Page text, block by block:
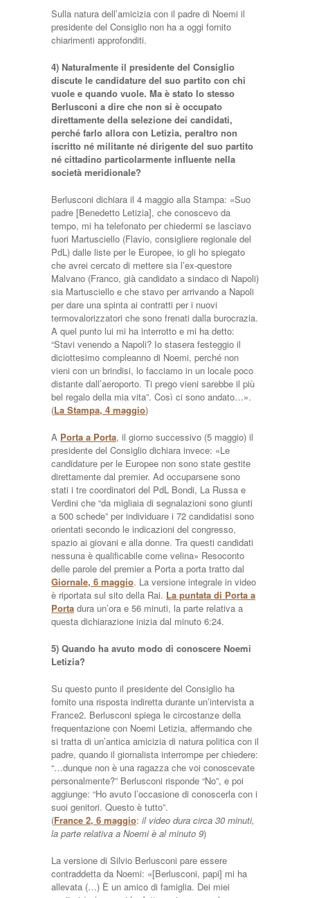
Sulla natura dell’amicizia con il padre di Noemi il
presidente del Consiglio non ha a oggi fornito
chiarimenti approfonditi.
4) Naturalmente il presidente del Consiglio
discute le candidature del suo partito con chi
vuole e quando vuole. Ma è stato lo stesso
Berlusconi a dire che non si è occupato
direttamente della selezione dei candidati,
perché farlo allora con Letizia, peraltro non
iscritto né militante né dirigente del suo partito
né cittadino particolarmente influente nella
società meridionale?
Berlusconi dichiara il 4 maggio alla Stampa: «Suo
padre [Benedetto Letizia], che conoscevo da
tempo, mi ha telefonato per chiedermi se lasciavo
fuori Martusciello (Flavio, consigliere regionale del
PdL) dalle liste per le Europee, io gli ho spiegato
che avrei cercato di mettere sia l’ex-questore
Malvano (Franco, già candidato a sindaco di Napoli)
sia Martusciello e che stavo per arrivando a Napoli
per dare una spinta ai contratti per i nuovi
termovalorizzatori che sono frenati dalla burocrazia.
A quel punto lui mi ha interrotto e mi ha detto:
“Stavi venendo a Napoli? Io stasera festeggio il
diciottesimo compleanno di Noemi, perché non
vieni con un brindisi, lo facciamo in un locale poco
distante dall’aeroporto. Ti prego vieni sarebbe il più
bel regalo della mia vita”. Così ci sono andato…».
(La Stampa, 4 maggio)
A Porta a Porta, il giorno successivo (5 maggio) il
presidente del Consiglio dichiara invece: «Le
candidature per le Europee non sono state gestite
direttamente dal premier. Ad occuparsene sono
stati i tre coordinatori del PdL Bondi, La Russa e
Verdini che “da migliaia di segnalazioni sono giunti
a 500 schede” per individuare i 72 candidatisi sono
orientati secondo le indicazioni del congresso,
spazio ai giovani e alla donne. Tra questi candidati
nessuna è qualificabile come velina» Resoconto
delle parole del premier a Porta a porta tratto dal
Giornale, 6 maggio. La versione integrale in video
è riportata sul sito della Rai. La puntata di Porta a
Porta dura un’ora e 56 minuti, la parte relativa a
questa dichiarazione inizia dal minuto 6:24.
5) Quando ha avuto modo di conoscere Noemi
Letizia?
Su questo punto il presidente del Consiglio ha
fornito una risposta indiretta durante un’intervista a
France2. Berlusconi spiega le circostanze della
frequentazione con Noemi Letizia, affermando che
si tratta di un’antica amicizia di natura politica con il
padre, quando il giornalista interrompe per chiedere:
“…dunque non è una ragazza che voi conoscevate
personalmente?” Berlusconi risponde “No”, e poi
aggiunge: “Ho avuto l’occasione di conoscerla con i
suoi genitori. Questo è tutto”.
(France 2, 6 maggio: il video dura circa 30 minuti,
la parte relativa a Noemi è al minuto 9)
La versione di Silvio Berlusconi pare essere
contraddetta da Noemi: «[Berlusconi, papi] mi ha
allevata (…) È un amico di famiglia. Dei miei